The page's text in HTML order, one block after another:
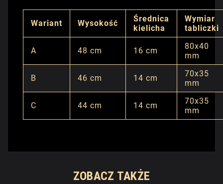
Wariant Wysokość
Średnica
kielicha
Wymiar
tabliczki
A 48 cm 16 cm
80x40
mm
B 46 cm 14 cm
70x35
mm
C 44 cm 14 cm
70x35
mm
ZOBACZ TAKŻE